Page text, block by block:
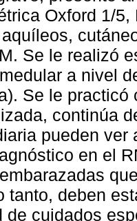
Oxford 1/
Se le realizó
a nivel
Se le
continúa
pueden ver
en el
tanto, deben
de cuidados